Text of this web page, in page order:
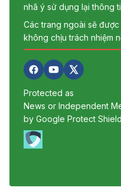
nhã ý sử dụng lại thông
Các trang ngoài sẽ được
không chịu trách nhiệm
Protected as
News or Independent
by Google Protect Shield